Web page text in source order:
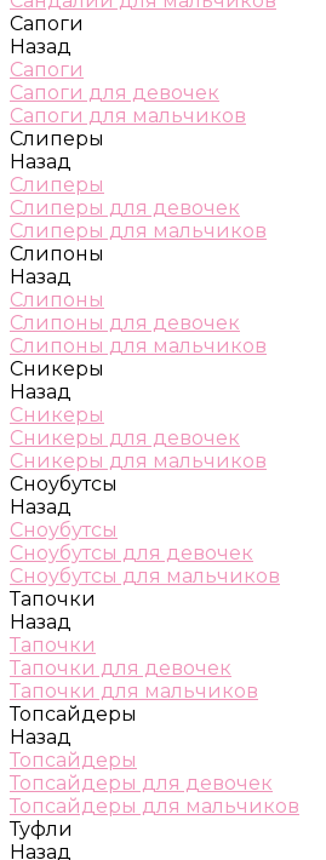
Сапоги
Назад
Сапоги
Сапоги для девочек
Сапоги для мальчиков
Слиперы
Назад
Слиперы
Слиперы для девочек
Слиперы для мальчиков
Слипоны
Назад
Слипоны
Слипоны для девочек
Слипоны для мальчиков
Сникеры
Назад
Сникеры
Сникеры для девочек
Сникеры для мальчиков
Сноубутсы
Назад
Сноубутсы
Сноубутсы для девочек
Сноубутсы для мальчиков
Тапочки
Назад
Тапочки
Тапочки для девочек
Тапочки для мальчиков
Топсайдеры
Назад
Топсайдеры
Топсайдеры для девочек
Топсайдеры для мальчиков
Туфли
Назад